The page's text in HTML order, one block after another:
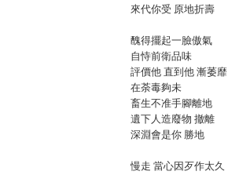
來代你受 原地折壽
醜得擺起一臉傲氣
自恃前衛品味
評價他 直到他 漸萎靡
在荼毒夠未
畜生不准手腳離地
遺下人造廢物 撤離
深淵會是你 勝地
慢走 當心因歹作太久